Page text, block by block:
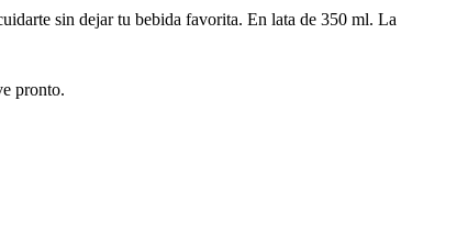
sin dejar tu bebida favorita. En lata de 350 ml. La
pronto.